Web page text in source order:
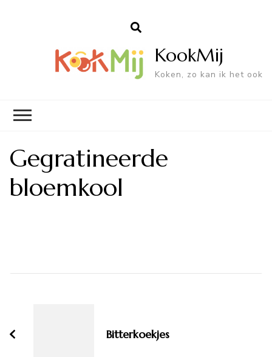
KookMij
Koken, zo kan ik het ook
Gegratineerde
bloemkool
Bitterkoekjes